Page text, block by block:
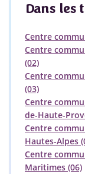
Dans les
Centre
Centre
(02)
Centre
(03)
Centre
de-Haute-
Centre
Hautes-Alpes
Centre
Maritimes (06)